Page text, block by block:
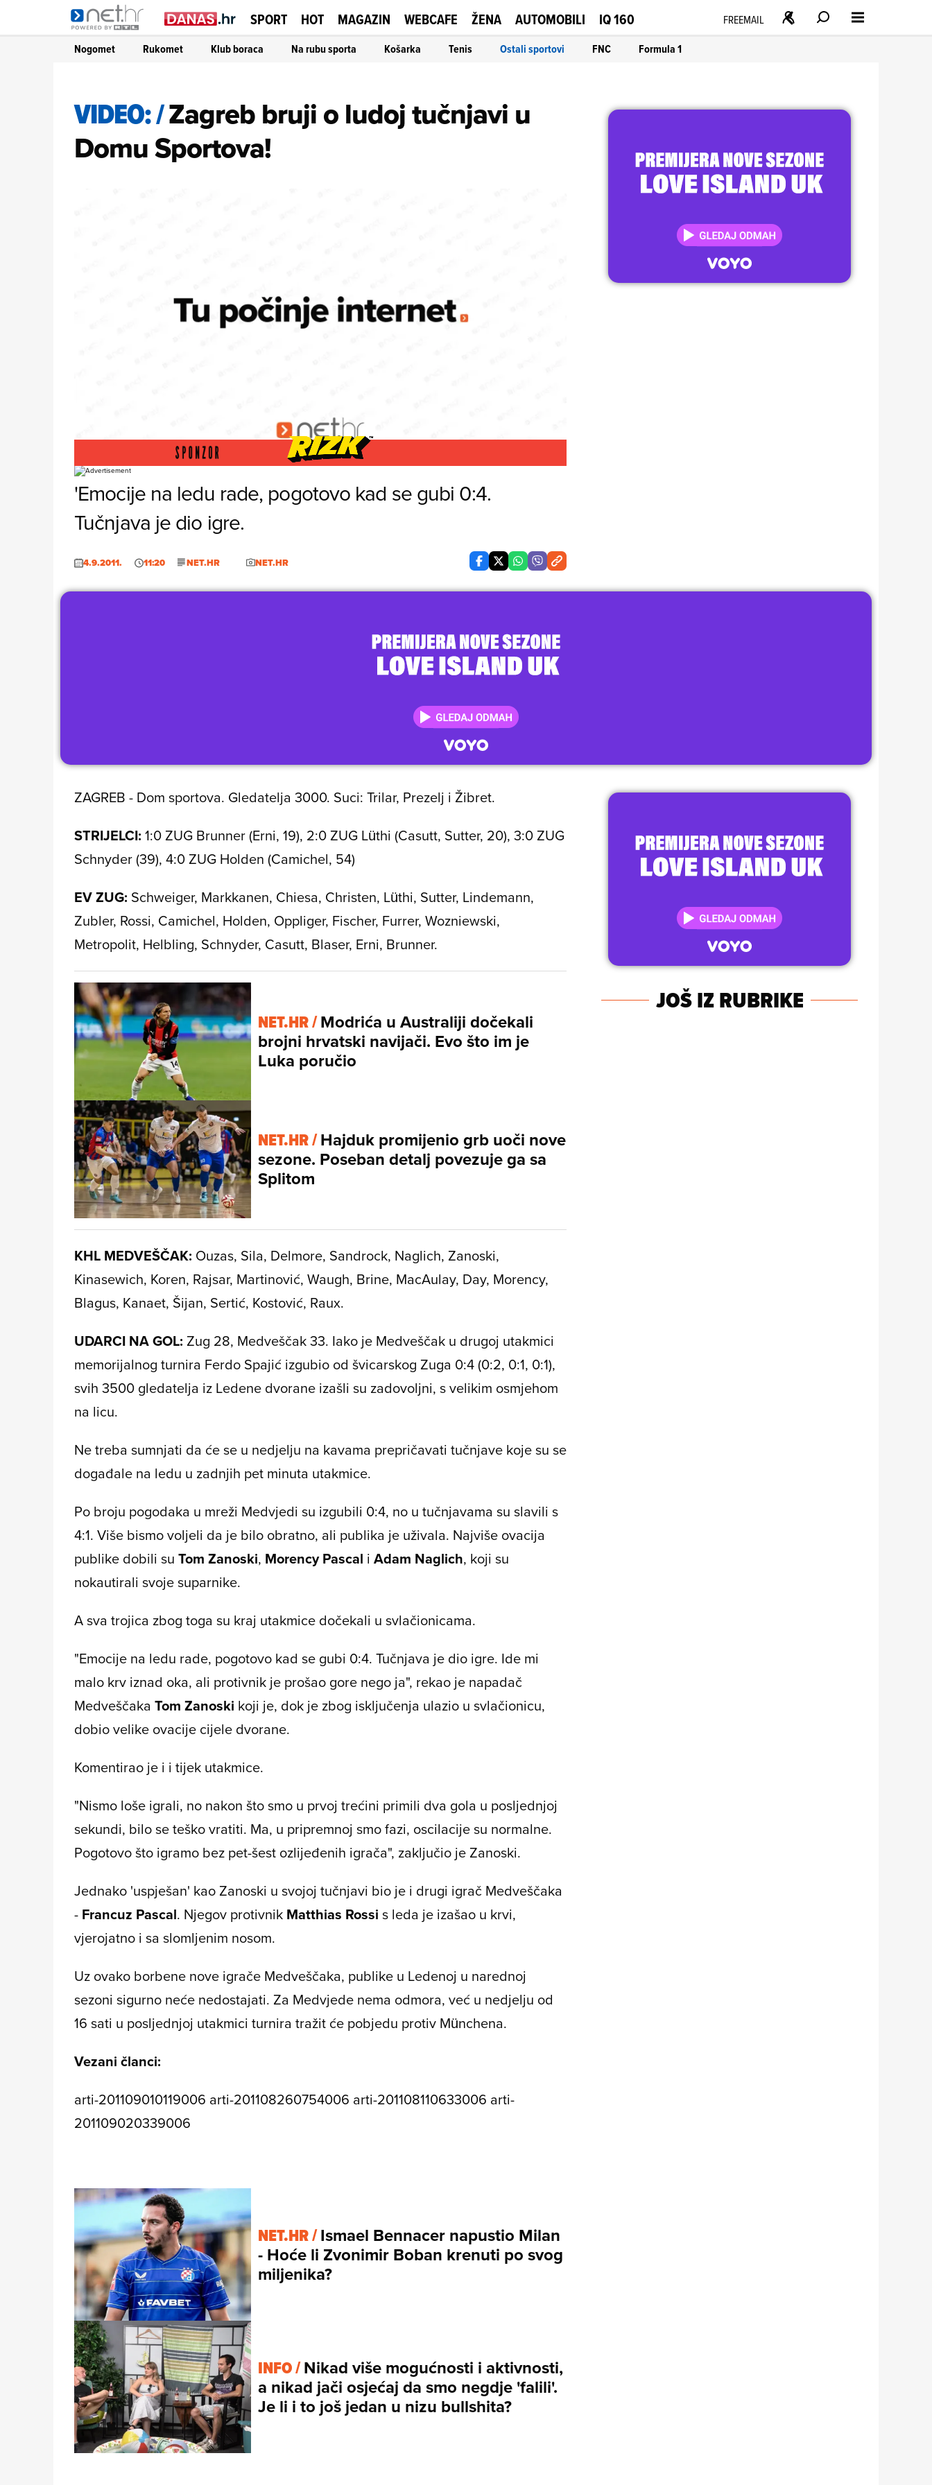
SPORT HOT MAGAZIN WEBCAFE ŽENA AUTOMOBILI IQ 160 FREEMAIL
Nogomet Rukomet Klub boraca Na rubu sporta Košarka Tenis Ostali sportovi FNC Formula 1
VIDEO:/Zagreb bruji o ludoj tučnjavi u
Domu Sportova!
'Emocije na ledu rade, pogotovo kad se gubi 0:4.
Tučnjava je dio igre.
4.9.2011. 11:20 NET.HR NET.HR
ZAGREB - Dom sportova. Gledatelja 3000. Suci: Trilar, Prezelj i Žibret.
STRIJELCI: 1:0 ZUG Brunner (Erni, 19), 2:0 ZUG Lüthi (Casutt, Sutter, 20), 3:0 ZUG
Schnyder (39), 4:0 ZUG Holden (Camichel, 54)
EV ZUG: Schweiger, Markkanen, Chiesa, Christen, Lüthi, Sutter, Lindemann,
Zubler, Rossi, Camichel, Holden, Oppliger, Fischer, Furrer, Wozniewski,
Metropolit, Helbling, Schnyder, Casutt, Blaser, Erni, Brunner.
NET.HR /Modrića u Australiji dočekali
brojni hrvatski navijači. Evo što im je
Luka poručio
NET.HR /Hajduk promijenio grb uoči nove
sezone. Poseban detalj povezuje ga sa
Splitom
KHL MEDVEŠČAK: Ouzas, Sila, Delmore, Sandrock, Naglich, Zanoski,
Kinasewich, Koren, Rajsar, Martinović, Waugh, Brine, MacAulay, Day, Morency,
Blagus, Kanaet, Šijan, Sertić, Kostović, Raux.
UDARCI NA GOL: Zug 28, Medveščak 33. Iako je Medveščak u drugoj utakmici
memorijalnog turnira Ferdo Spajić izgubio od švicarskog Zuga 0:4 (0:2, 0:1, 0:1),
svih 3500 gledatelja iz Ledene dvorane izašli su zadovoljni, s velikim osmjehom
na licu.
Ne treba sumnjati da će se u nedjelju na kavama prepričavati tučnjave koje su se
događale na ledu u zadnjih pet minuta utakmice.
Po broju pogodaka u mreži Medvjedi su izgubili 0:4, no u tučnjavama su slavili s
4:1. Više bismo voljeli da je bilo obratno, ali publika je uživala. Najviše ovacija
publike dobili su Tom Zanoski, Morency Pascal i Adam Naglich, koji su
nokautirali svoje suparnike.
A sva trojica zbog toga su kraj utakmice dočekali u svlačionicama.
"Emocije na ledu rade, pogotovo kad se gubi 0:4. Tučnjava je dio igre. Ide mi
malo krv iznad oka, ali protivnik je prošao gore nego ja", rekao je napadač
Medveščaka Tom Zanoski koji je, dok je zbog isključenja ulazio u svlačionicu,
dobio velike ovacije cijele dvorane.
Komentirao je i i tijek utakmice.
"Nismo loše igrali, no nakon što smo u prvoj trećini primili dva gola u posljednjoj
sekundi, bilo se teško vratiti. Ma, u pripremnoj smo fazi, oscilacije su normalne.
Pogotovo što igramo bez pet-šest ozlijeđenih igrača", zaključio je Zanoski.
Jednako 'uspješan' kao Zanoski u svojoj tučnjavi bio je i drugi igrač Medveščaka
- Francuz Pascal. Njegov protivnik Matthias Rossi s leda je izašao u krvi,
vjerojatno i sa slomljenim nosom.
Uz ovako borbene nove igrače Medveščaka, publike u Ledenoj u narednoj
sezoni sigurno neće nedostajati. Za Medvjede nema odmora, već u nedjelju od
16 sati u posljednjoj utakmici turnira tražit će pobjedu protiv Münchena.
Vezani članci:
arti-201109010119006 arti-201108260754006 arti-201108110633006 arti-
201109020339006
NET.HR /Ismael Bennacer napustio Milan
- Hoće li Zvonimir Boban krenuti po svog
miljenika?
INFO /Nikad više mogućnosti i aktivnosti,
a nikad jači osjećaj da smo negdje 'falili'.
Je li i to još jedan u nizu bullshita?
JOŠ IZ RUBRIKE